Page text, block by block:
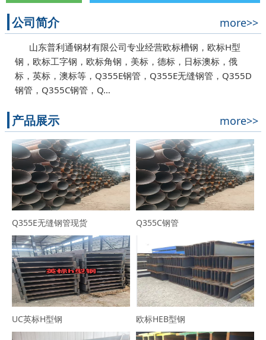
公司简介 more>>
山东普利通钢材有限公司专业经营欧标槽钢，欧标H型
钢，欧标工字钢，欧标角钢，美标，德标，日标澳标，俄
标，英标，澳标等，Q355E钢管，Q355E无缝钢管，Q355D
钢管，Q355C钢管，Q…
产品展示 more>>
Q355E无缝钢管现货 Q355C钢管
UC英标H型钢 欧标HEB型钢